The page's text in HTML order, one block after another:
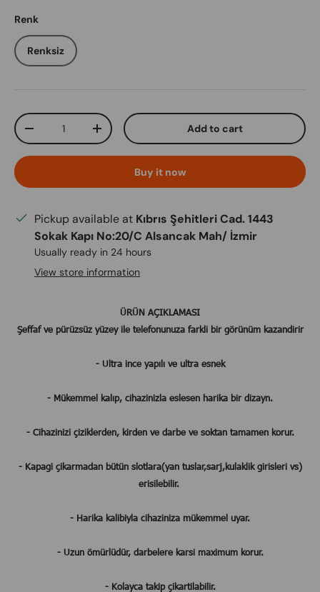
Renk
Renksiz
Qty
Decrease quantityIncrease quantity Add to cart
Buy it now
Pickup available at Kıbrıs Şehitleri Cad. 1443
Sokak Kapı No:20/C Alsancak Mah/ İzmir
Usually ready in 24 hours
View store information
​​​​​​​ÜRÜN AÇIKLAMASI
Şeffaf ve pürüzsüz yüzey ile telefonunuza farkli bir görünüm kazandirir
- Ultra ince yapılı ve ultra esnek
- Mükemmel kalıp, cihazinizla eslesen harika bir dizayn.
- Cihazinizi çiziklerden, kirden ve darbe ve soktan tamamen korur.
- Kapagi çikarmadan bütün slotlara(yan tuslar,sarj,kulaklik girisleri vs)
erisilebilir.
- Harika kalibiyla cihaziniza mükemmel uyar.
- Uzun ömürlüdür, darbelere karsi maximum korur.
- Kolayca takip çikartilabilir.